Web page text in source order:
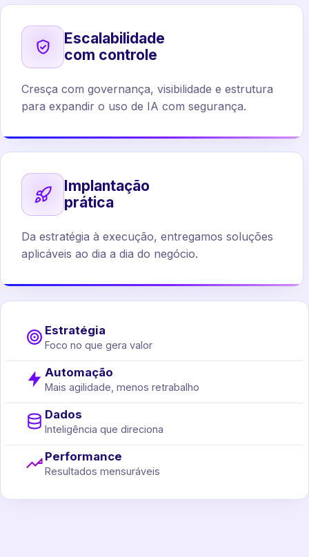
Escalabilidade
com controle
Cresça com governança, visibilidade e estrutura
para expandir o uso de IA com segurança.
Implantação
prática
Da estratégia à execução, entregamos soluções
aplicáveis ao dia a dia do negócio.
Estratégia
Foco no que gera valor
Automação
Mais agilidade, menos retrabalho
Dados
Inteligência que direciona
Performance
Resultados mensuráveis